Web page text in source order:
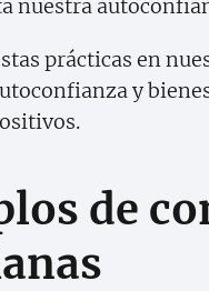
nuestra
prácticas en
y
de